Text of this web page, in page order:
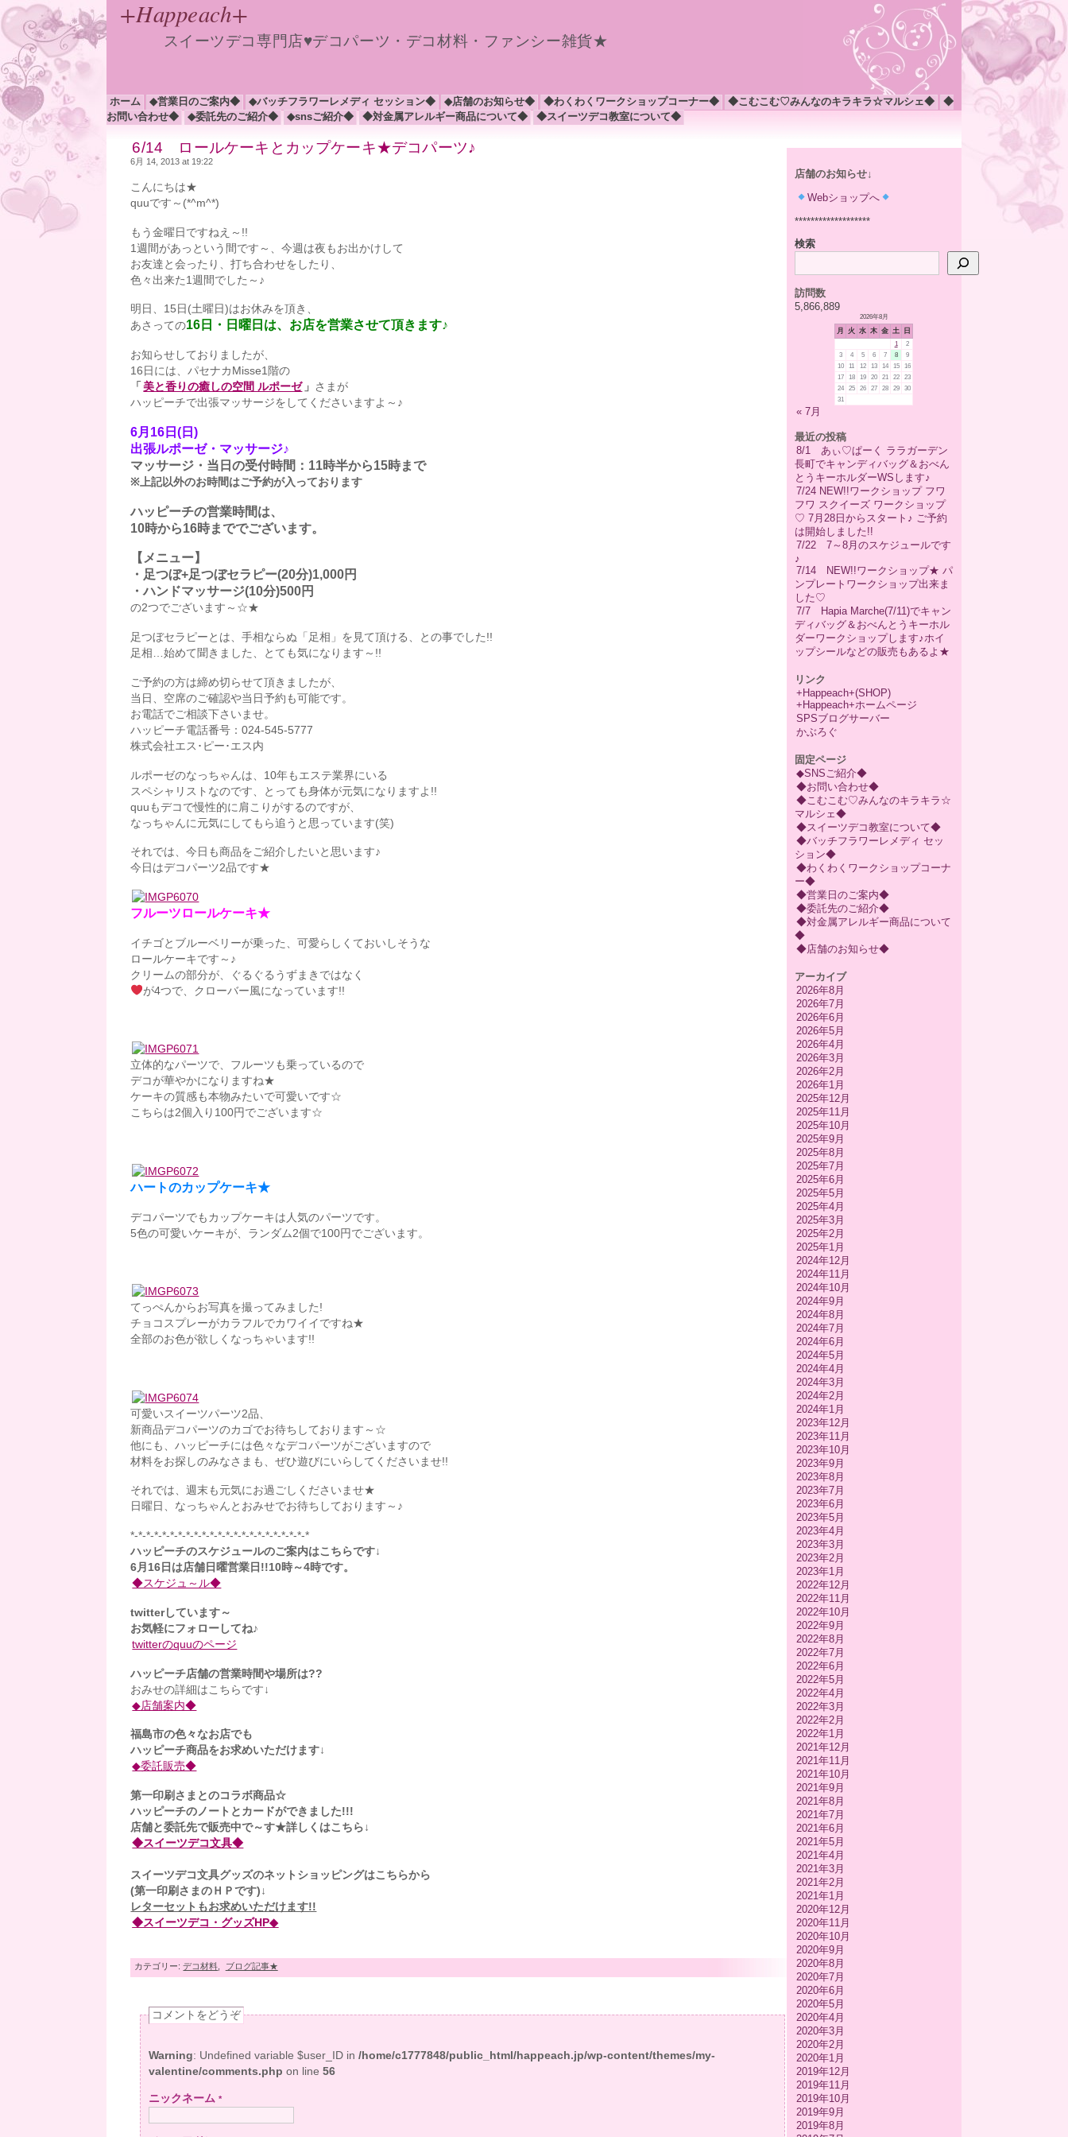
+Happeach+
スイーツデコ専門店♥デコパーツ・デコ材料・ファンシー雑貨★
ホーム ◆営業日のご案内◆ ◆バッチフラワーレメディ セッション◆ ◆店舗のお知らせ◆ ◆わくわくワークショップコーナー◆ ◆こむこむ♡みんなのキラキラ☆マルシェ◆
◆
お問い合わせ◆
◆委託先のご紹介◆ ◆snsご紹介◆ ◆対金属アレルギー商品について◆ ◆スイーツデコ教室について◆
店舗のお知らせ↓
Webショップへ
*******************
検索
訪問数
5,866,889
2026年8月
月 火 水 木 金 土 日
1
2
3
4 5 6 7 8
9
10
11 12 13 14 15
16
17
18 19 20 21 22
23
24
25 26 27 28 29
30
31
« 7月
最近の投稿
8/1 あぃ♡ぱーく ララガーデン
長町でキャンディバッグ＆おべん
とうキーホルダーWSします♪
7/24 NEW!!ワークショップ フワ
フワ スクイーズ ワークショップ
♡ 7月28日からスタート♪ ご予約
は開始しました!!
7/22 7～8月のスケジュールです
♪
7/14 NEW!!ワークショップ★ パ
ンプレートワークショップ出来ま
した♡
7/7 Hapia Marche(7/11)でキャン
ディバッグ＆おべんとうキーホル
ダーワークショップします♪ホイ
ップシールなどの販売もあるよ★
リンク
+Happeach+(SHOP)
+Happeach+ホームページ
SPSブログサーバー
かぶろぐ
固定ページ
◆SNSご紹介◆
◆お問い合わせ◆
◆こむこむ♡みんなのキラキラ☆
マルシェ◆
◆スイーツデコ教室について◆
◆バッチフラワーレメディ セッ
ション◆
◆わくわくワークショップコーナ
ー◆
◆営業日のご案内◆
◆委託先のご紹介◆
◆対金属アレルギー商品について
◆
◆店舗のお知らせ◆
アーカイブ
2026年8月
2026年7月
2026年6月
2026年5月
2026年4月
2026年3月
2026年2月
2026年1月
2025年12月
2025年11月
2025年10月
2025年9月
2025年8月
2025年7月
2025年6月
2025年5月
2025年4月
2025年3月
2025年2月
2025年1月
2024年12月
2024年11月
2024年10月
2024年9月
2024年8月
2024年7月
2024年6月
2024年5月
2024年4月
2024年3月
2024年2月
2024年1月
2023年12月
2023年11月
2023年10月
2023年9月
2023年8月
2023年7月
2023年6月
2023年5月
2023年4月
2023年3月
2023年2月
2023年1月
2022年12月
2022年11月
2022年10月
2022年9月
2022年8月
2022年7月
2022年6月
2022年5月
2022年4月
2022年3月
2022年2月
2022年1月
2021年12月
2021年11月
2021年10月
2021年9月
2021年8月
2021年7月
2021年6月
2021年5月
2021年4月
2021年3月
2021年2月
2021年1月
2020年12月
2020年11月
2020年10月
2020年9月
2020年8月
2020年7月
2020年6月
2020年5月
2020年4月
2020年3月
2020年2月
2020年1月
2019年12月
2019年11月
2019年10月
2019年9月
2019年8月
6/14 ロールケーキとカップケーキ★デコパーツ♪
6月 14, 2013 at 19:22
こんにちは★
quuです～(*^m^*)
もう金曜日ですねえ～!!
1週間があっという間です～、今週は夜もお出かけして
お友達と会ったり、打ち合わせをしたり、
色々出来た1週間でした～♪
明日、15日(土曜日)はお休みを頂き、
あさっての16日・日曜日は、お店を営業させて頂きます♪
お知らせしておりましたが、
16日には、パセナカMisse1階の
「 美と香りの癒しの空間 ルポーゼ 」 さまが
ハッピーチで出張マッサージをしてくださいますよ～♪
6月16日(日)
出張ルポーゼ・マッサージ♪
マッサージ・当日の受付時間：11時半から15時まで
※上記以外のお時間はご予約が入っております
ハッピーチの営業時間は、
10時から16時まででございます。
【メニュー】
・足つぼ+足つぼセラピー(20分)1,000円
・ハンドマッサージ(10分)500円
の2つでございます～☆★
足つぼセラピーとは、手相ならぬ「足相」を見て頂ける、との事でした!!
足相…始めて聞きました、とても気になります～!!
ご予約の方は締め切らせて頂きましたが、
当日、空席のご確認や当日予約も可能です。
お電話でご相談下さいませ。
ハッピーチ電話番号：024-545-5777
株式会社エス･ピー･エス内
ルポーゼのなっちゃんは、10年もエステ業界にいる
スペシャリストなのです、とっても身体が元気になりますよ!!
quuもデコで慢性的に肩こりがするのですが、
なっちゃんに元気にしてもら追うと思っています(笑)
それでは、今日も商品をご紹介したいと思います♪
今日はデコパーツ2品です★
フルーツロールケーキ★
イチゴとブルーベリーが乗った、可愛らしくておいしそうな
ロールケーキです～♪
クリームの部分が、ぐるぐるうずまきではなく
が4つで、クローバー風になっています!!
立体的なパーツで、フルーツも乗っているので
デコが華やかになりますね★
ケーキの質感も本物みたいで可愛いです☆
こちらは2個入り100円でございます☆
ハートのカップケーキ★
デコパーツでもカップケーキは人気のパーツです。
5色の可愛いケーキが、ランダム2個で100円でございます。
てっぺんからお写真を撮ってみました!
チョコスプレーがカラフルでカワイイですね★
全部のお色が欲しくなっちゃいます!!
可愛いスイーツパーツ2品、
新商品デコパーツのカゴでお待ちしております～☆
他にも、ハッピーチには色々なデコパーツがございますので
材料をお探しのみなさまも、ぜひ遊びにいらしてくださいませ!!
それでは、週末も元気にお過ごしくださいませ★
日曜日、なっちゃんとおみせでお待ちしております～♪
*-*-*-*-*-*-*-*-*-*-*-*-*-*-*-*-*-*-*-*-*-*-*
ハッピーチのスケジュールのご案内はこちらです↓
6月16日は店舗日曜営業日!!10時～4時です。
◆スケジュ～ル◆
twitterしています～
お気軽にフォローしてね♪
twitterのquuのページ
ハッピーチ店舗の営業時間や場所は??
おみせの詳細はこちらです↓
◆店舗案内◆
福島市の色々なお店でも
ハッピーチ商品をお求めいただけます↓
◆委託販売◆
第一印刷さまとのコラボ商品☆
ハッピーチのノートとカードができました!!!
店舗と委託先で販売中で～す★詳しくはこちら↓
◆スイーツデコ文具◆
スイーツデコ文具グッズのネットショッピングはこちらから
(第一印刷さまのＨＰです)↓
レターセットもお求めいただけます!!
◆スイーツデコ・グッズHP◆
カテゴリー:デコ材料 ブログ記事★
コメントをどうぞ
Warning : Undefined variable $user_ID in/home/c1777848/public_html/happeach.jp/wp-content/themes/my-
valentine/comments.php on line56
ニックネーム*